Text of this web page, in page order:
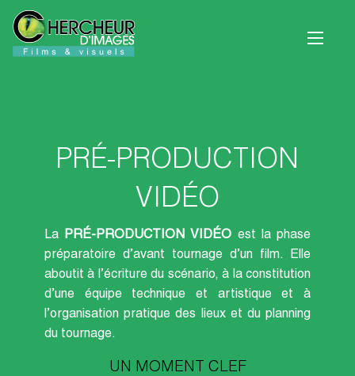
PRÉ-PRODUCTION
VIDÉO
La PRÉ-PRODUCTION VIDÉO est la phase
préparatoire d’avant tournage d’un film. Elle
aboutit à l’écriture du scénario, à la constitution
d’une équipe technique et artistique et à
l’organisation pratique des lieux et du planning
du tournage.
UN MOMENT CLEF